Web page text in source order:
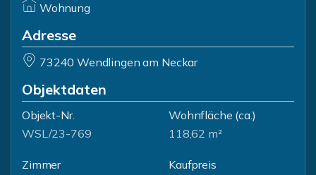
Wohnung
Adresse
73240 Wendlingen am Neckar
Objektdaten
Objekt-Nr.
WSL/23-769
Wohnfläche (ca.)
118,62 m²
Zimmer
Kaufpreis